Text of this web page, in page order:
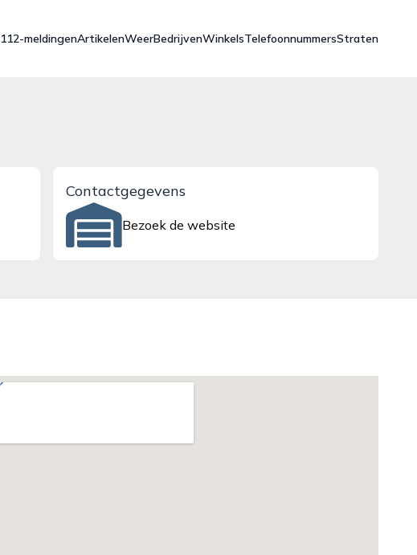
112-meldingenArtikelenWeerBedrijvenWinkelsTelefoonnummersStraten
Contactgegevens
Bezoek de website